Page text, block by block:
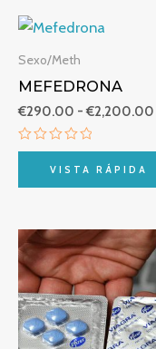
Sexo/Meth
MEFEDRONA
€290.00 - €2,200.00
Valorado
de
VISTA RÁPIDA
de